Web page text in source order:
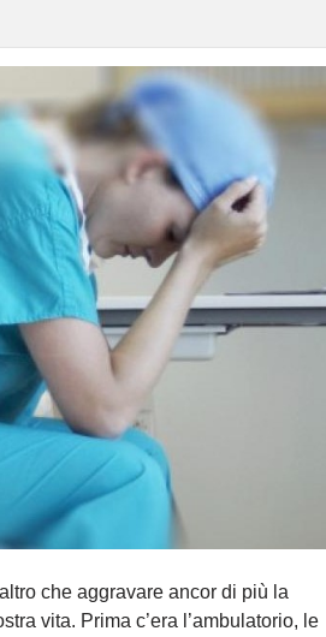
che aggravare ancor di più la
vita. Prima c’era l’ambulatorio, le